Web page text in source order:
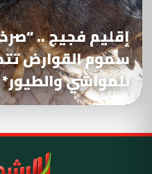
إقليم فجيج ..
سموم القوارض
للمواشي والطيور*